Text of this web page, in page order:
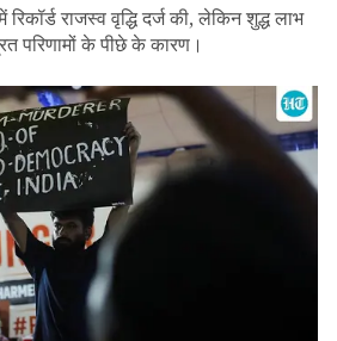
राजस्व वृद्धि दर्ज की, लेकिन शुद्ध लाभ
परिणामों के पीछे के कारण।